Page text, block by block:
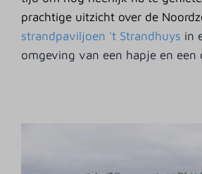
prachtige uitzicht over de
strandpaviljoen 't Strandhuys in
omgeving van een hapje en een